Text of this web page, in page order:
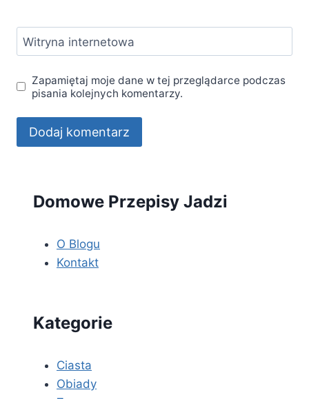
Witryna internetowa
Zapamiętaj moje dane w tej przeglądarce podczas
pisania kolejnych komentarzy.
Domowe Przepisy Jadzi
O Blogu
Kontakt
Kategorie
Ciasta
Obiady